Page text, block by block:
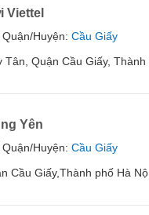
Viettel
Quận/Huyện: Cầu Giấy
Quận Cầu Giấy, Thành
Yên
Quận/Huyện: Cầu Giấy
Cầu Giấy,Thành phố Hà